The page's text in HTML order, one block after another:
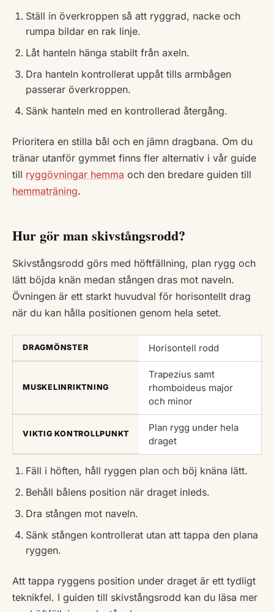
Ställ in överkroppen så att ryggrad, nacke och
rumpa bildar en rak linje.
Låt hanteln hänga stabilt från axeln.
Dra hanteln kontrollerat uppåt tills armbågen
passerar överkroppen.
Sänk hanteln med en kontrollerad återgång.
Prioritera en stilla bål och en jämn dragbana. Om du
tränar utanför gymmet finns fler alternativ i vår guide
till ryggövningar hemma och den bredare guiden till
hemmaträning.
Hur gör man skivstångsrodd?
Skivstångsrodd görs med höftfällning, plan rygg och
lätt böjda knän medan stången dras mot naveln.
Övningen är ett starkt huvudval för horisontellt drag
när du kan hålla positionen genom hela setet.
DRAGMÖNSTER Horisontell rodd
MUSKELINRIKTNING
Trapezius samt
rhomboideus major
och minor
VIKTIG KONTROLLPUNKT
Plan rygg under hela
draget
Fäll i höften, håll ryggen plan och böj knäna lätt.
Behåll bålens position när draget inleds.
Dra stången mot naveln.
Sänk stången kontrollerat utan att tappa den plana
ryggen.
Att tappa ryggens position under draget är ett tydligt
teknikfel. I guiden till skivstångsrodd kan du läsa mer